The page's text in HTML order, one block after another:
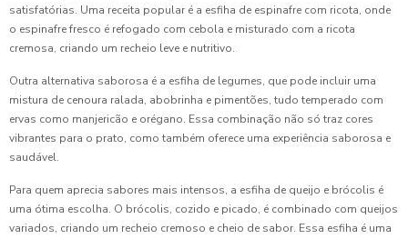
satisfatórias. Uma receita popular é a esfiha de espinafre com ricota, onde
o espinafre fresco é refogado com cebola e misturado com a ricota
cremosa, criando um recheio leve e nutritivo.
Outra alternativa saborosa é a esfiha de legumes, que pode incluir uma
mistura de cenoura ralada, abobrinha e pimentões, tudo temperado com
ervas como manjericão e orégano. Essa combinação não só traz cores
vibrantes para o prato, como também oferece uma experiência saborosa e
saudável.
Para quem aprecia sabores mais intensos, a esfiha de queijo e brócolis é
uma ótima escolha. O brócolis, cozido e picado, é combinado com queijos
variados, criando um recheio cremoso e cheio de sabor. Essa esfiha é uma